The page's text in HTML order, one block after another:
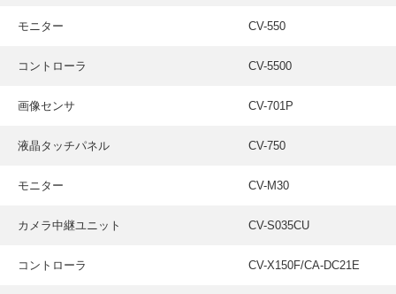
モニター CV-550
コントローラ CV-5500
画像センサ CV-701P
液晶タッチパネル CV-750
モニター CV-M30
カメラ中継ユニット CV-S035CU
コントローラ CV-X150F/CA-DC21E